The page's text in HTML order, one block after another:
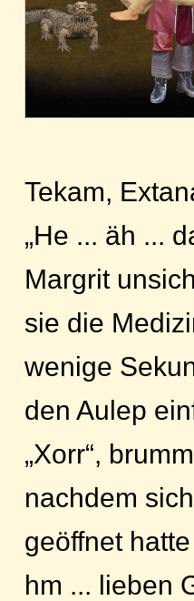
Tekam,
„He ... äh ...
Margrit
sie die
wenige
den Aulep
„Xorr“,
nachdem
geöffnet
hm ... lieben